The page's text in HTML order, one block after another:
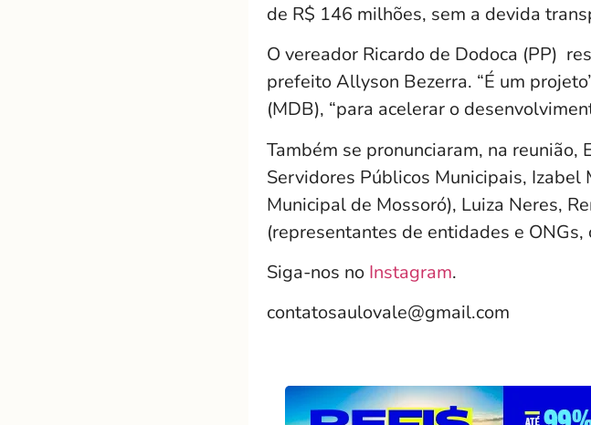
de R$ 146 milhões, sem a devida
O vereador Ricardo de Dodoca (PP)
prefeito Allyson Bezerra. “É um
(MDB), “para acelerar o
Também se pronunciaram, na
Servidores Públicos Municipais,
Municipal de Mossoró), Luiza Neres,
(representantes de entidades e
Siga-nos no Instagram.
contatosaulovale@gmail.com